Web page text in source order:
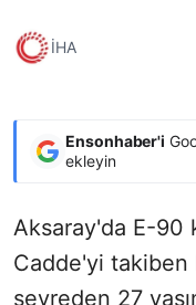
İHA
Ensonhaber'i
ekleyin
Aksaray'da E-90
Cadde'yi
seyreden 27